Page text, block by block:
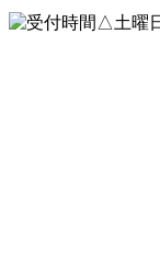
△土曜